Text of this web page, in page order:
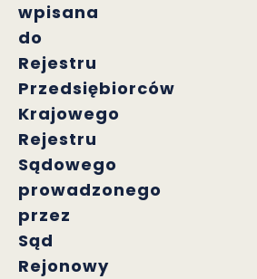
wpisana
do
Rejestru
Przedsiębiorców
Krajowego
Rejestru
Sądowego
prowadzonego
przez
Sąd
Rejonowy